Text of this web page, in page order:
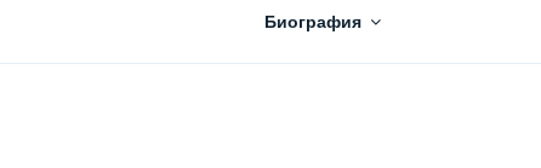
Биография